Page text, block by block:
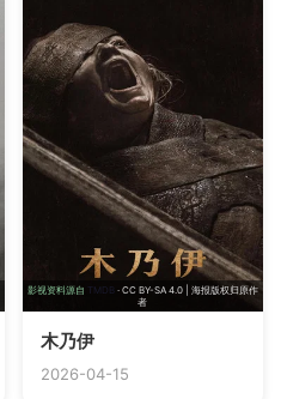
影视资料源自 TMDB· CC BY-SA 4.0 | 海报版权归原作
者
木乃伊
2026-04-15